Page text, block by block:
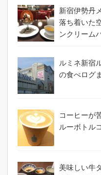
新宿伊勢丹
落ち着いた
ンクリーム
ルミネ新宿
の食べログ
コーヒーが
ルーボトル
美味しい牛